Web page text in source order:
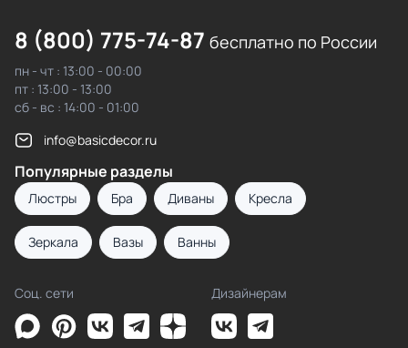
8 (800) 775-74-87 бесплатно по России
пн - чт : 13:00 - 00:00
пт : 13:00 - 13:00
сб - вс : 14:00 - 01:00
info@basicdecor.ru
Популярные разделы
Люстры Бра Диваны Кресла
Зеркала Вазы Ванны
Соц. сети Дизайнерам